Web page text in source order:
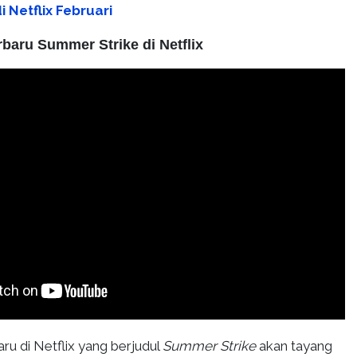
Netflix Februari
Summer Strike di Netflix
di Netflix yang berjudul Summer Strikeakan tayang